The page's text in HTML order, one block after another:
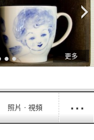
更多
照片ㆍ視頻 ···